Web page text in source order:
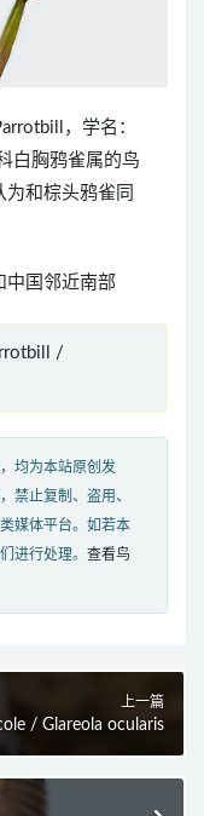
，学名：
白胸鸦雀属的鸟
和棕头鸦雀同
中国邻近南部
/
均为本站原创发
禁止复制、盗用、
媒体平台。如若本
进行处理。 查看鸟
上一篇
/ Glareola ocularis